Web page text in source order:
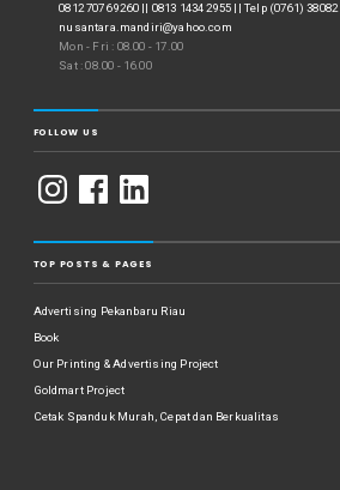
0812 7076 9260 || 0813 1434 2955 || Telp (0761) 38082
nusantara.mandiri@yahoo.com
Mon - Fri : 08.00 - 17.00
Sat : 08.00 - 16.00
FOLLOW US
TOP POSTS & PAGES
Advertising Pekanbaru Riau
Book
Our Printing & Advertising Project
Goldmart Project
Cetak Spanduk Murah, Cepat dan Berkualitas